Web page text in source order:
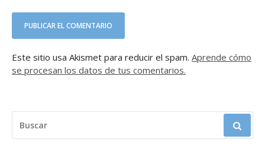
Este sitio usa Akismet para reducir el spam. Aprende cómo
se procesan los datos de tus comentarios.